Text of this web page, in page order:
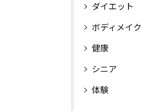
ダイエット
ボディメイク
健康
シニア
体験